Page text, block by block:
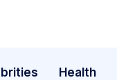
Health